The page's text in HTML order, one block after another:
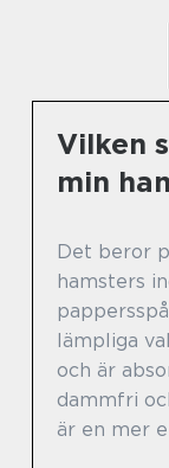
Vilken
min
Det beror
hamsters
lämpliga
och är
dammfri
är en mer